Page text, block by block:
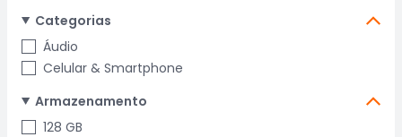
Categorias
Áudio
Celular & Smartphone
Armazenamento
128 GB